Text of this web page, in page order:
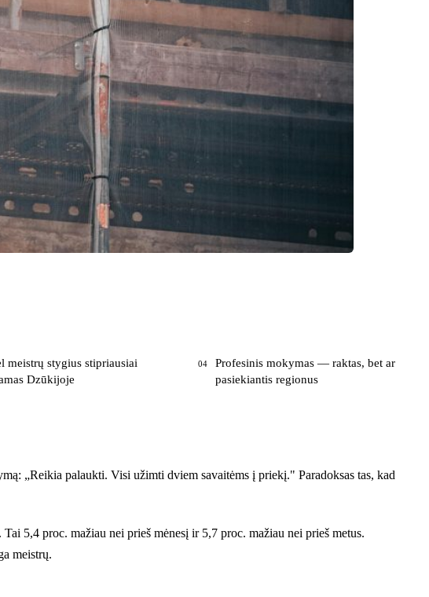
meistrų stygius stipriausiai
Dzūkijoje
04
Profesinis mokymas — raktas, bet ar
pasiekiantis regionus
„Reikia palaukti. Visi užimti dviem savaitėms į priekį." Paradoksas tas, kad
5,4 proc. mažiau nei prieš mėnesį ir 5,7 proc. mažiau nei prieš metus.
meistrų.